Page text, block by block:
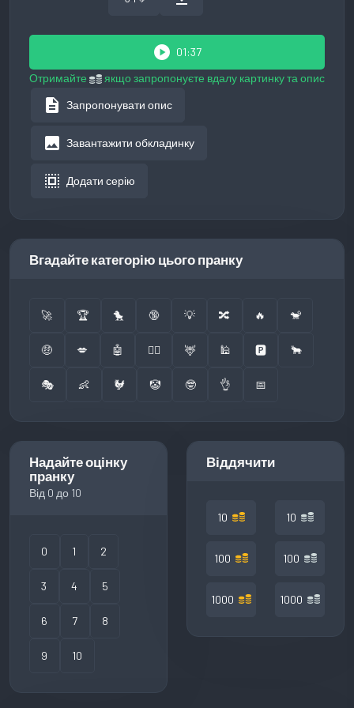
play_circle 01:37
Отримайте
якщо запропонуєте вдалу картинку та опис
description Запропонувати опис
image Завантажити обкладинку
select_all Додати серію
Вгадайте категорію цього пранку
🚀 🏆 🐤 🔞 💡 🔀 🔥 🐒
🤑 💋 🤖 👮‍♂️ 🦌 🕌 🅿️ 🐂
🎭 👶 🐓 🤡 🤓 👌 📅
Надайте оцінку
пранку
Від 0 до 10
0 1 2
3 4 5
6 7 8
9 10
Віддячити
10
100
1000
10
100
1000